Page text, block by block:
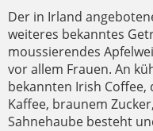
Der in Irland
weiteres bekanntes
moussierendes
vor allem Frauen. An
bekannten Irish
Kaffee, braunem
Sahnehaube besteht